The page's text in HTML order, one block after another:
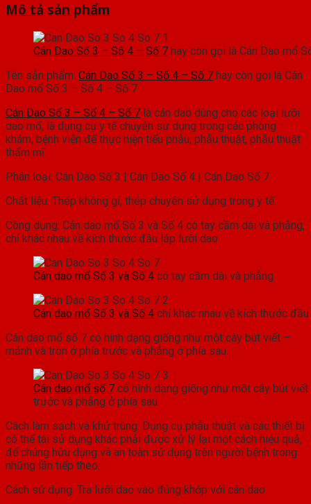
Mô tả sản phẩm
Cán Dao Số 3 – Số 4 – Số 7 hay còn gọi là Cán Dao mổ
Tên sản phẩm: Cán Dao Số 3 – Số 4 – Số 7 hay còn gọi là Cán
Dao mổ Số 3 – Số 4 – Số 7
Cán Dao Số 3 – Số 4 – Số 7 là cán dao dùng cho các loại lưỡi
dao mổ, là dụng cụ y tế chuyên sử dụng trong các phòng
khám, bệnh viện để thực hiện tiểu phẫu, phẫu thuật, phẫu thuật
thẩm mĩ.
Phân loại: Cán Dao Số 3 | Cán Dao Số 4 | Cán Dao Số 7
Chất liệu: Thép không gỉ, thép chuyên sử dụng trong y tế.
Công dụng: Cán dao mổ Số 3 và Số 4 có tay cầm dài và phẳng,
chỉ khác nhau về kích thước đầu lắp lưỡi dao.
Cán dao mổ Số 3 và Số 4 có tay cầm dài và phẳng
Cán dao mổ Số 3 và Số 4 chỉ khác nhau về kích thước
Cán dao mổ số 7 có hình dạng giống như một cây bút viết –
mảnh và tròn ở phía trước và phẳng ở phía sau.
Cán dao mổ số 7 có hình dạng giống như một cây bút
trước và phẳng ở phía sau
Cách làm sạch và khử trùng: Dụng cụ phẫu thuật và các thiết bị
có thể tái sử dụng khác phải được xử lý lại một cách hiệu quả,
để chúng hữu dụng và an toàn sử dụng trên người bệnh trong
những lần tiếp theo.
Cách sử dụng: Tra lưỡi dao vào đúng khớp với cán dao.